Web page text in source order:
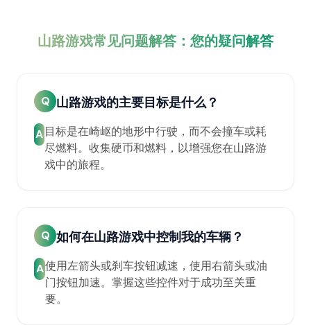
山路游戏常见问题解答：您的疑问解答
Q 山路游戏的主要目标是什么？
A目标是在崎岖的地形中行驶，而不会撞车或耗
尽燃料。收集硬币和燃料，以增强您在山路游
戏中的旅程。
Q 如何在山路游戏中控制我的车辆？
A使用左箭头或刹车按钮减速，使用右箭头或油
门按钮加速。掌握这些控件对于成功至关重
要。